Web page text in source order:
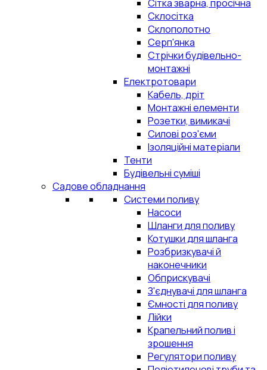
Сітка зварна, просічна
Склосітка
Склополотно
Серп'янка
Стрічки будівельно-
монтажні
Електротовари
Кабель, дріт
Монтажні елементи
Розетки, вимикачі
Силові роз'єми
Ізоляційні матеріали
Тенти
Будівельні суміші
Садове обладнання
Системи поливу
Насоси
Шланги для поливу
Котушки для шланга
Розбризкувачі й
наконечники
Обприскувачі
З'єднувачі для шланга
Ємності для поливу
Лійки
Крапельний полив і
зрошення
Регулятори поливу